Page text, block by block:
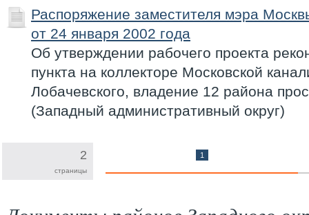
Распоряжение заместителя мэра
от 24 января 2002 года
Об утверждении рабочего проекта
пункта на коллекторе Московской
Лобачевского, владение 12 района
(Западный административный округ)
2
страницы
1